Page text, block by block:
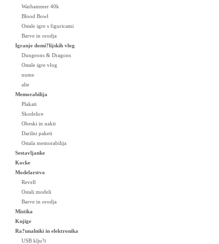
Warhammer 40k
Blood Bowl
Ostale igre s figuricami
Barve in orodja
Igranje domi?lijskih vlog
Dungeons & Dragons
Ostale igre vlog
nume
alie
Memorabilija
Plakati
Skodelice
Obeski in nakit
Darilni paketi
Ostala memorabilija
Sestavljanke
Kocke
Modelarstvo
Revell
Ostali modeli
Barve in orodja
Mistika
Knjige
Ra?unalniki in elektronika
USB klju?i